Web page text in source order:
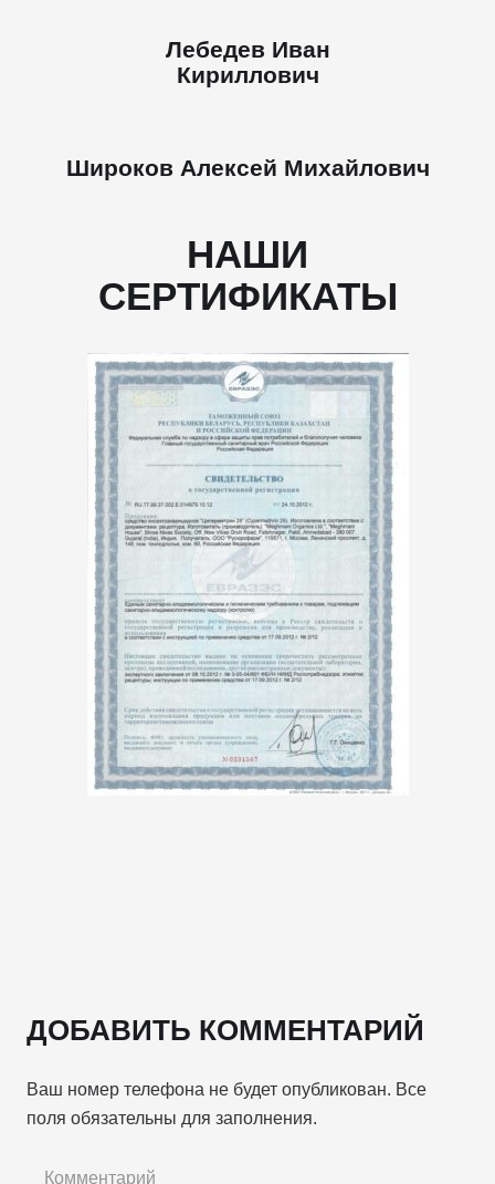
Лебедев Иван
Кириллович
Широков Алексей Михайлович
НАШИ
СЕРТИФИКАТЫ
ДОБАВИТЬ КОММЕНТАРИЙ
Ваш номер телефона не будет опубликован. Все
поля обязательны для заполнения.